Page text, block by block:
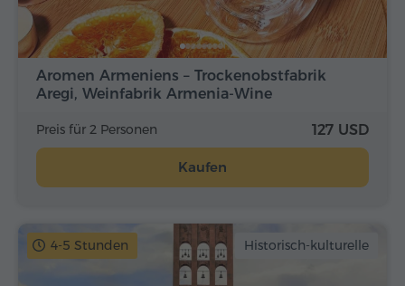
Aromen Armeniens – Trockenobstfabrik
Aregi, Weinfabrik Armenia-Wine
Preis für 2 Personen 127 USD
Kaufen
4-5 Stunden Historisch-kulturelle